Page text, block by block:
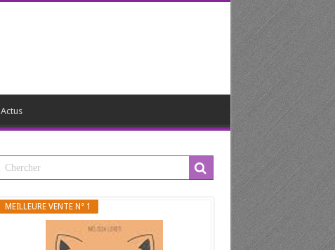
Actus
MEILLEURE VENTE N° 1